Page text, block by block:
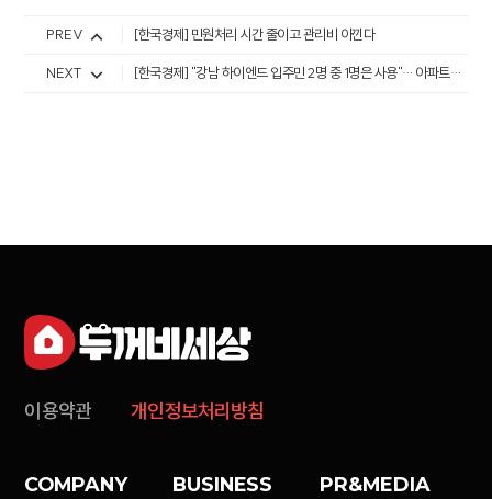
PREV [한국경제] 민원처리 시간 줄이고 관리비 아낀다
NEXT [한국경제] "강남 하이엔드 입주민 2명 중 1명은 사용"… 아파트너, 고가 아파트 시장 안착
이용약관 개인정보처리방침
COMPANY BUSINESS PR&MEDIA